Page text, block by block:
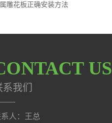
雕花板正确安装方法
US
系我们
人：王总